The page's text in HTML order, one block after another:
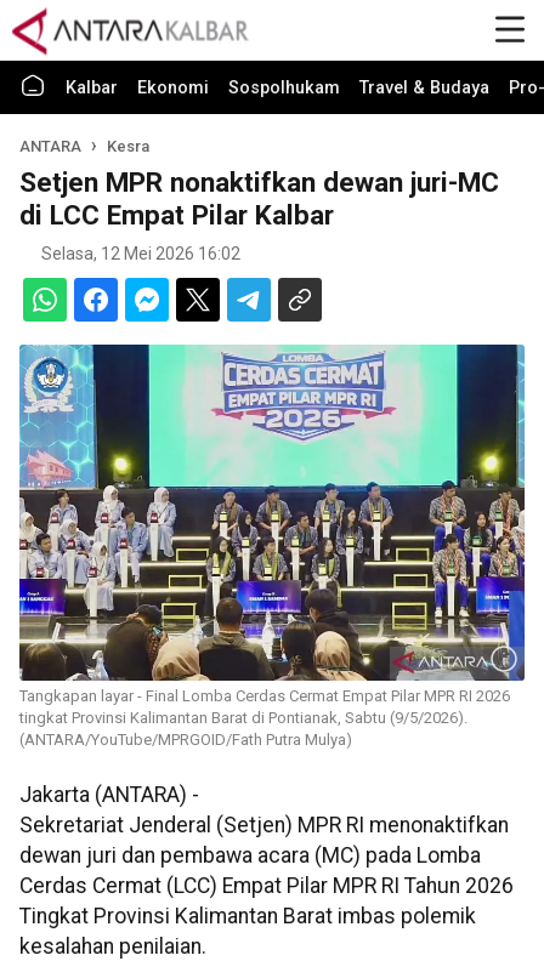
Kalbar Ekonomi Sospolhukam Travel & Budaya
ANTARA Kesra
Setjen MPR nonaktifkan dewan juri-MC
di LCC Empat Pilar Kalbar
Selasa, 12 Mei 2026 16:02
Tangkapan layar - Final Lomba Cerdas Cermat Empat Pilar MPR RI 2026
tingkat Provinsi Kalimantan Barat di Pontianak, Sabtu (9/5/2026).
(ANTARA/YouTube/MPRGOID/Fath Putra Mulya)
Jakarta (ANTARA) -
Sekretariat Jenderal (Setjen) MPR RI menonaktifkan
dewan juri dan pembawa acara (MC) pada Lomba
Cerdas Cermat (LCC) Empat Pilar MPR RI Tahun 2026
Tingkat Provinsi Kalimantan Barat imbas polemik
kesalahan penilaian.